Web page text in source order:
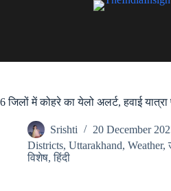
6 जिलों में कोहरे का येलो अलर्ट, हवाई
Srishti
20 December
Districts, Uttarakhand, Weather,
विशेष,हिंदी